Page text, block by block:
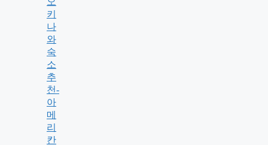
키
나
와
숙
소
추
천-
아
메
리
칸